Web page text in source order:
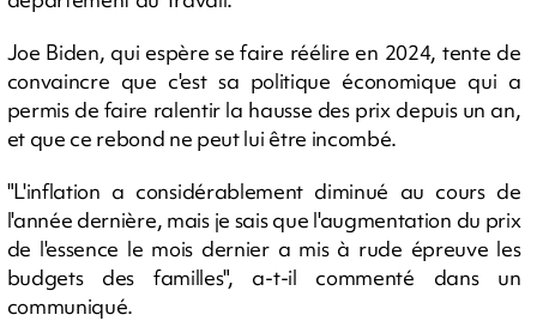
Joe Biden, qui espère se faire réélire en 2024, tente de
convaincre que c'est sa politique économique qui a
permis de faire ralentir la hausse des prix depuis un an,
et que ce rebond ne peut lui être incombé.
"L'inflation a considérablement diminué au cours de
l'année dernière, mais je sais que l'augmentation du prix
de l'essence le mois dernier a mis à rude épreuve les
budgets des familles", a-t-il commenté dans un
communiqué.